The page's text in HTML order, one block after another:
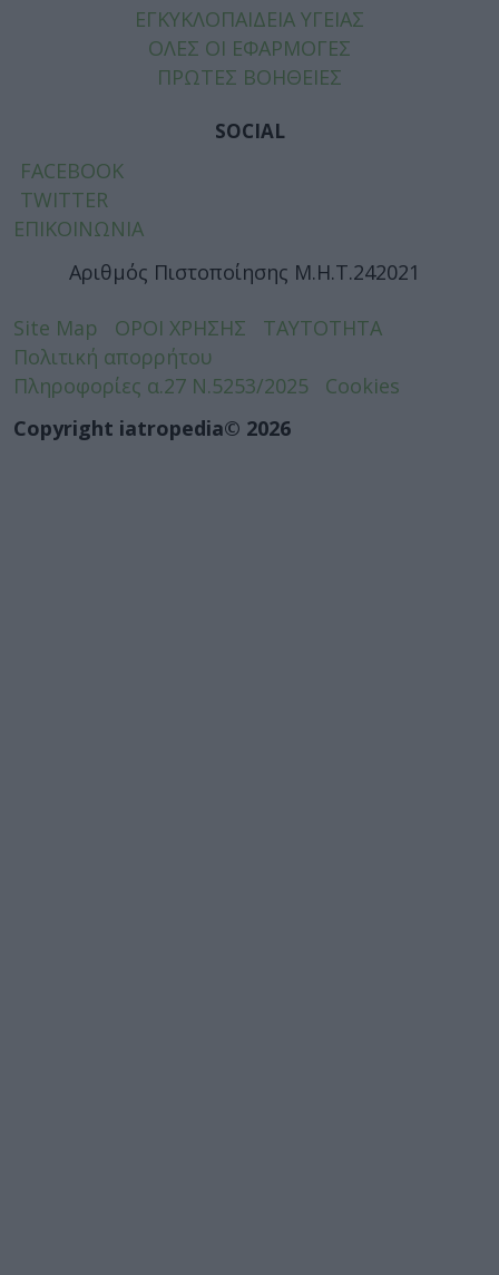
ΕΓΚΥΚΛΟΠΑΙΔΕΙΑ ΥΓΕΙΑΣ
ΟΛΕΣ ΟΙ ΕΦΑΡΜΟΓΕΣ
ΠΡΩΤΕΣ ΒΟΗΘΕΙΕΣ
SOCIAL
FACEBOOK
TWITTER
ΕΠΙΚΟΙΝΩΝΙΑ
Αριθμός Πιστοποίησης Μ.Η.Τ.242021
Site Map ΟΡΟΙ ΧΡΗΣΗΣ
ΤΑΥΤΟΤΗΤΑ
Πολιτική απορρήτου
Πληροφορίες α.27 Ν.5253/2025
Cookies
Copyright iatropedia© 2026